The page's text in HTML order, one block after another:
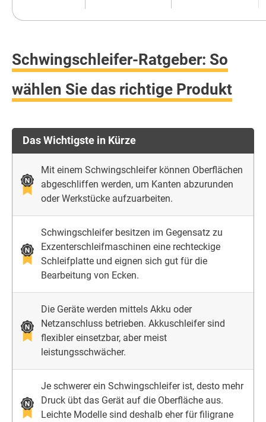
Schwingschleifer-Ratgeber: So
wählen Sie das richtige Produkt
Das Wichtigste in Kürze
Mit einem Schwingschleifer können Oberflächen
abgeschliffen werden, um Kanten abzurunden
oder Werkstücke aufzuarbeiten.
Schwingschleifer besitzen im Gegensatz zu
Exzenterschleifmaschinen eine rechteckige
Schleifplatte und eignen sich gut für die
Bearbeitung von Ecken.
Die Geräte werden mittels Akku oder
Netzanschluss betrieben. Akkuschleifer sind
flexibler einsetzbar, aber meist
leistungsschwächer.
Je schwerer ein Schwingschleifer ist, desto mehr
Druck übt das Gerät auf die Oberfläche aus.
Leichte Modelle sind deshalb eher für filigrane